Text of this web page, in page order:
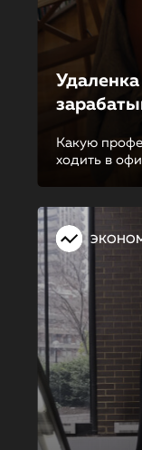
Какую
ходить в